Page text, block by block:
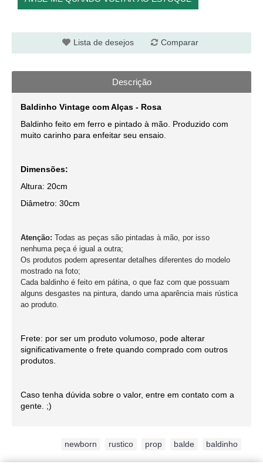
Lista de desejos Comparar
Descrição
Baldinho Vintage com Alças - Rosa
Baldinho feito em ferro e pintado à mão. Produzido com
muito carinho para enfeitar seu ensaio.
Dimensões:
Altura: 20cm
Diâmetro: 30cm
Atenção: Todas as peças são pintadas à mão, por isso
nenhuma peça é igual a outra;
Os produtos podem apresentar detalhes diferentes do modelo
mostrado na foto;
Cada baldinho é feito em pátina, o que faz com que possuam
alguns desgastes na pintura, dando uma aparência mais rústica
ao produto.
Frete: por ser um produto volumoso, pode alterar
significativamente o frete quando comprado com outros
produtos.
Caso tenha dúvida sobre o valor, entre em contato com a
gente. ;)
newborn rustico prop balde baldinho